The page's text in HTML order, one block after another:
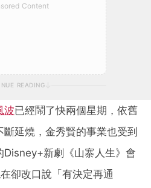
Content
READING
波已經鬧了快兩個星期，依舊
延燒，金秀賢的事業也受到
Disney+新劇《山寨人生》會
卻改口說「有決定再通